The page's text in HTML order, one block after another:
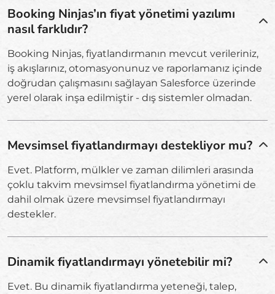
Booking Ninjas’ın fiyat yönetimi yazılımı
nasıl farklıdır?
Booking Ninjas, fiyatlandırmanın mevcut verileriniz,
iş akışlarınız, otomasyonunuz ve raporlamanız içinde
doğrudan çalışmasını sağlayan Salesforce üzerinde
yerel olarak inşa edilmiştir - dış sistemler olmadan.
Mevsimsel fiyatlandırmayı destekliyor mu?
Evet. Platform, mülkler ve zaman dilimleri arasında
çoklu takvim mevsimsel fiyatlandırma yönetimi de
dahil olmak üzere mevsimsel fiyatlandırmayı
destekler.
Dinamik fiyatlandırmayı yönetebilir mi?
Evet. Bu dinamik fiyatlandırma yeteneği, talep,